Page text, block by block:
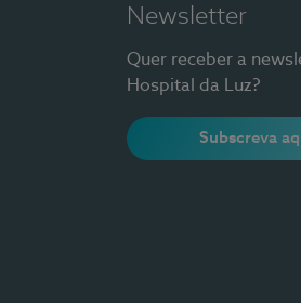
Newsletter
Quer receber a
Hospital da Luz?
Subscreva